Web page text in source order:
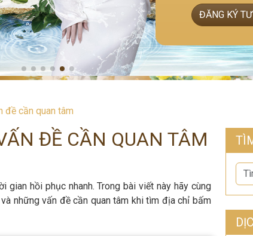
ĐĂNG KÝ
đề cần quan tâm
ĐỀ CẦN QUAN TÂM
hồi phục nhanh. Trong bài viết này hãy cùng
những vấn đề cần quan tâm khi tìm địa chỉ bấm